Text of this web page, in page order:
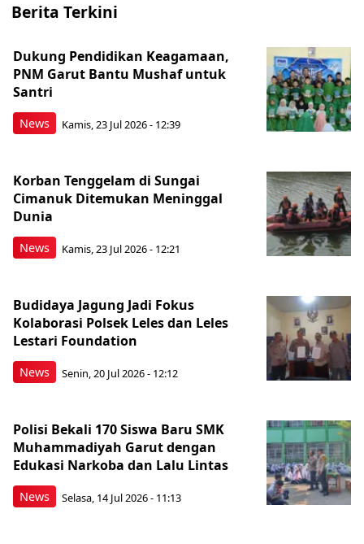
Berita Terkini
News
Dukung Pendidikan Keagamaan,
PNM Garut Bantu Mushaf untuk
Santri
Kamis, 23 Jul 2026 - 12:39
News
Korban Tenggelam di Sungai
Cimanuk Ditemukan Meninggal
Dunia
Kamis, 23 Jul 2026 - 12:21
News
Budidaya Jagung Jadi Fokus
Kolaborasi Polsek Leles dan Leles
Lestari Foundation
Senin, 20 Jul 2026 - 12:12
News
Polisi Bekali 170 Siswa Baru SMK
Muhammadiyah Garut dengan
Edukasi Narkoba dan Lalu Lintas
Selasa, 14 Jul 2026 - 11:13